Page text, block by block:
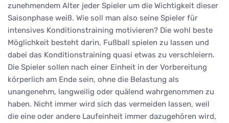
zunehmendem Alter jeder Spieler um die Wichtigkeit dieser
Saisonphase weiß. Wie soll man also seine Spieler für
intensives Konditionstraining motivieren? Die wohl beste
Möglichkeit besteht darin, Fußball spielen zu lassen und
dabei das Konditionstraining quasi etwas zu verschleiern.
Die Spieler sollen nach einer Einheit in der Vorbereitung
körperlich am Ende sein, ohne die Belastung als
unangenehm, langweilig oder quälend wahrgenommen zu
haben. Nicht immer wird sich das vermeiden lassen, weil
die eine oder andere Laufeinheit immer dazugehören wird,